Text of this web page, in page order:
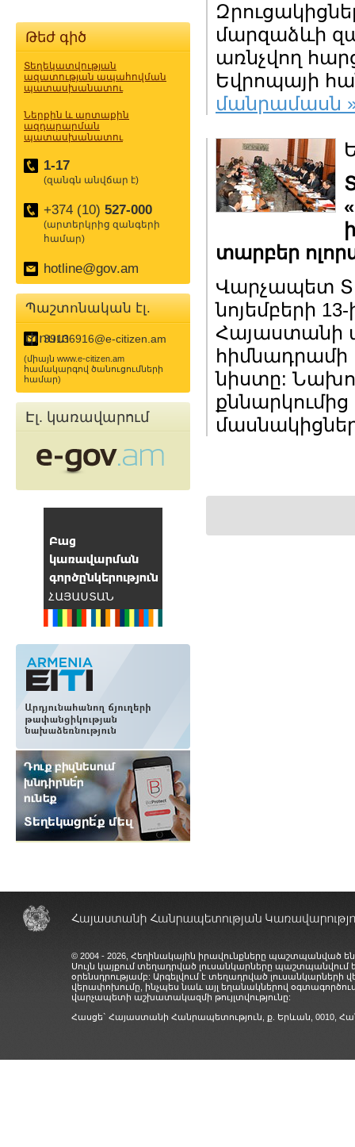
Թեժ գիծ
Տեղեկատվության
ազատության ապահովման
պատասխանատու
Ներքին և արտաքին
ազդարարման
պատասխանատու
1-17
(զանգն անվճար է)
+374 (10) 527-000
(արտերկրից զանգերի
համար)
hotline@gov.am
Պաշտոնական էլ.
փոստ
39136916@e-citizen.am
(միայն www.e-citizen.am
համակարգով ծանուցումների
համար)
Էլ. կառավարում
մարզաձևի
առնչվող
Եվրոպայի
մանրամասն
տարբեր
Վարչապետ
նոյեմբերի
Հայաստանի
հիմնադրամի
նիստը:
© 2004 - 2026, Հեղինակային իրավունքները պաշտպանված
Սույն կայքում տեղադրված լուսանկարները
օրենսդրությամբ: Արգելվում է տեղադրված
վերափոխումը, ինչպես նաև այլ եղանակներով
վարչապետի աշխատակազմի թույլտվությունը:
Հասցե` Հայաստանի Հանրապետություն, ք. Երևան, 0010,